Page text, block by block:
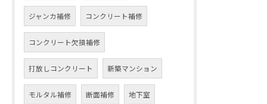
ジャンカ補修 コンクリート補修
コンクリート欠損補修
打放しコンクリート 新築マンション
モルタル補修 断面補修 地下室